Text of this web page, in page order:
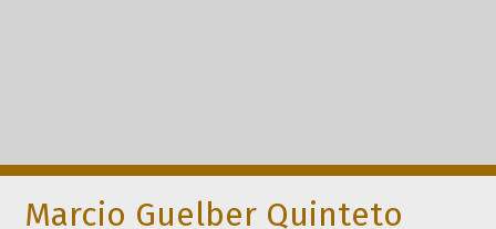
Marcio Guelber Quinteto